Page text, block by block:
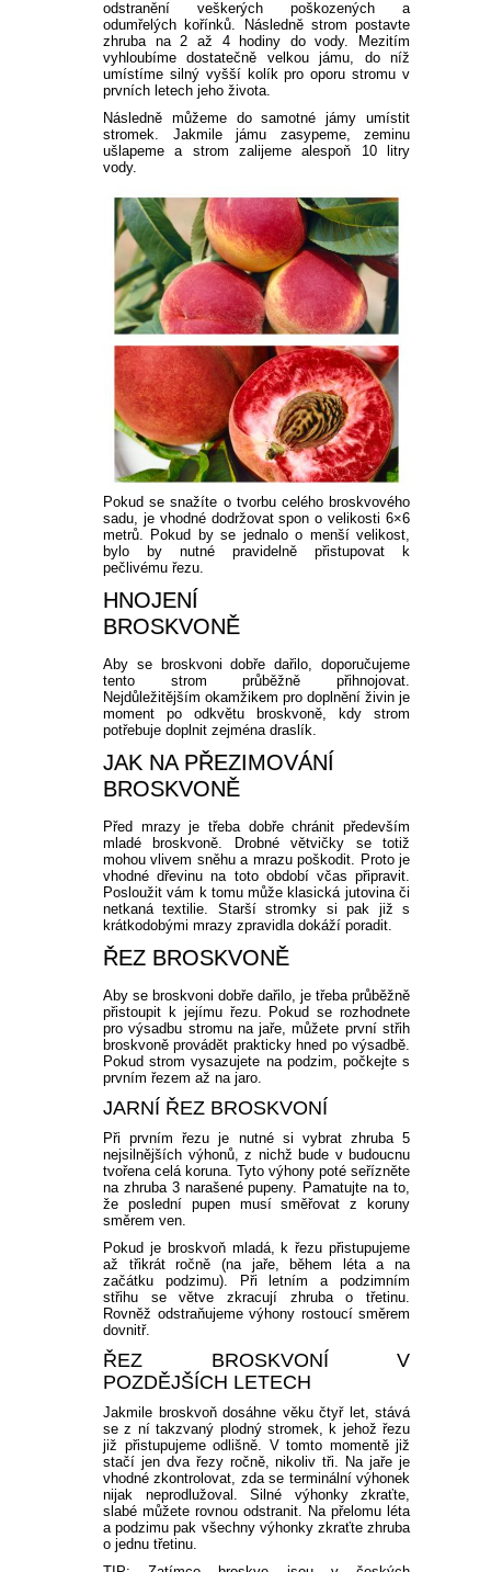
odstranění veškerých poškozených a
odumřelých kořínků. Následně strom postavte
zhruba na 2 až 4 hodiny do vody. Mezitím
vyhloubíme dostatečně velkou jámu, do níž
umístíme silný vyšší kolík pro oporu stromu v
prvních letech jeho života.
Následně můžeme do samotné jámy umístit
stromek. Jakmile jámu zasypeme, zeminu
ušlapeme a strom zalijeme alespoň 10 litry
vody.
Pokud se snažíte o tvorbu celého broskvového
sadu, je vhodné dodržovat spon o velikosti 6×6
metrů. Pokud by se jednalo o menší velikost,
bylo by nutné pravidelně přistupovat k
pečlivému řezu.
HNOJENÍ
BROSKVONĚ
Aby se broskvoni dobře dařilo, doporučujeme
tento strom průběžně přihnojovat.
Nejdůležitějším okamžikem pro doplnění živin je
moment po odkvětu broskvoně, kdy strom
potřebuje doplnit zejména draslík.
JAK NA PŘEZIMOVÁNÍ
BROSKVONĚ
Před mrazy je třeba dobře chránit především
mladé broskvoně. Drobné větvičky se totiž
mohou vlivem sněhu a mrazu poškodit. Proto je
vhodné dřevinu na toto období včas připravit.
Posloužit vám k tomu může klasická jutovina či
netkaná textilie. Starší stromky si pak již s
krátkodobými mrazy zpravidla dokáží poradit.
ŘEZ BROSKVONĚ
Aby se broskvoni dobře dařilo, je třeba průběžně
přistoupit k jejímu řezu. Pokud se rozhodnete
pro výsadbu stromu na jaře, můžete první střih
broskvoně provádět prakticky hned po výsadbě.
Pokud strom vysazujete na podzim, počkejte s
prvním řezem až na jaro.
JARNÍ ŘEZ BROSKVONÍ
Při prvním řezu je nutné si vybrat zhruba 5
nejsilnějších výhonů, z nichž bude v budoucnu
tvořena celá koruna. Tyto výhony poté seřízněte
na zhruba 3 narašené pupeny. Pamatujte na to,
že poslední pupen musí směřovat z koruny
směrem ven.
Pokud je broskvoň mladá, k řezu přistupujeme
až třikrát ročně (na jaře, během léta a na
začátku podzimu). Při letním a podzimním
střihu se větve zkracují zhruba o třetinu.
Rovněž odstraňujeme výhony rostoucí směrem
dovnitř.
ŘEZ BROSKVONÍ V
POZDĚJŠÍCH LETECH
Jakmile broskvoň dosáhne věku čtyř let, stává
se z ní takzvaný plodný stromek, k jehož řezu
již přistupujeme odlišně. V tomto momentě již
stačí jen dva řezy ročně, nikoliv tři. Na jaře je
vhodné zkontrolovat, zda se terminální výhonek
nijak neprodlužoval. Silné výhonky zkraťte,
slabé můžete rovnou odstranit. Na přelomu léta
a podzimu pak všechny výhonky zkraťte zhruba
o jednu třetinu.